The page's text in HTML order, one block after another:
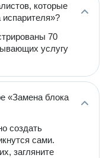
которые
70
услугу
«Замена блока
создать
сами.
загляните